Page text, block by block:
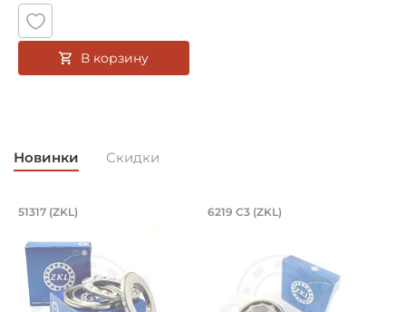
В корзину
Новинки Скидки
Подшипник 85х150х49 мм,
51317 (ZKL) Подшипник
6219 C3 (ZKL)